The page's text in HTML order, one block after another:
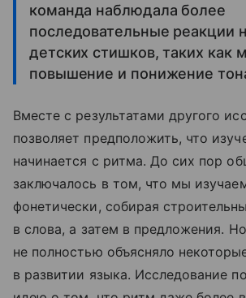
команда наблюдала более
последовательные реакции
детских стишков, таких как
повышение и понижение
Вместе с результатами другого
позволяет предположить, что
начинается с ритма. До сих пор
заключалось в том, что мы
фонетически, собирая
в слова, а затем в предложения.
не полностью объясняло
в развитии языка. Исследование